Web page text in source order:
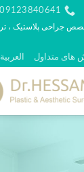
09123840641
جراحی پلاستیک ،
های متداول العربية